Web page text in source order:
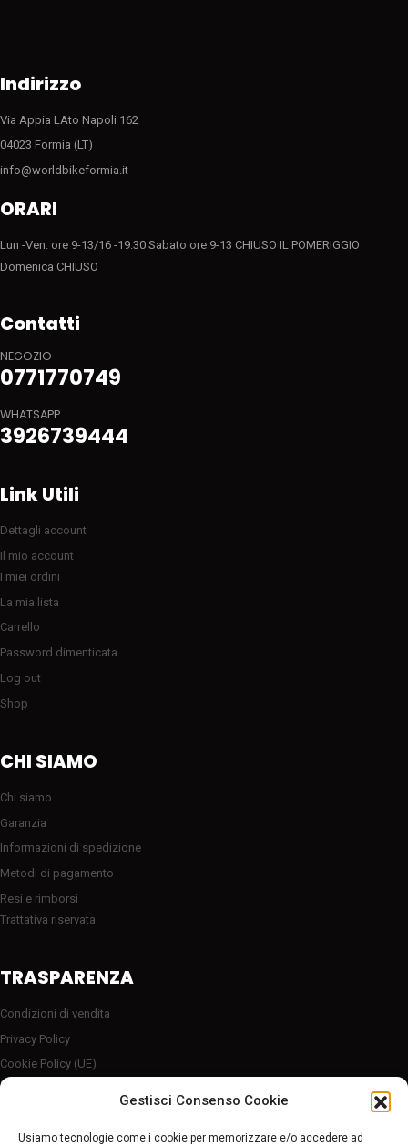
Gestisci Consenso Cookie
Usiamo tecnologie come i cookie per memorizzare e/o accedere ad
Indirizzo
Via Appia LAto Napoli 162
04023 Formia (LT)
info@worldbikeformia.it
ORARI
Lun -Ven. ore 9-13/16 -19.30 Sabato ore 9-13 CHIUSO IL POMERIGGIO
Domenica CHIUSO
Contatti
NEGOZIO
0771770749
WHATSAPP
3926739444
Link Utili
Dettagli account
Il mio account
I miei ordini
La mia lista
Carrello
Password dimenticata
Log out
Shop
CHI SIAMO
Chi siamo
Garanzia
Informazioni di spedizione
Metodi di pagamento
Resi e rimborsi
Trattativa riservata
TRASPARENZA
Condizioni di vendita
Privacy Policy
Cookie Policy (UE)
Server sicuro HTTP2/SSL